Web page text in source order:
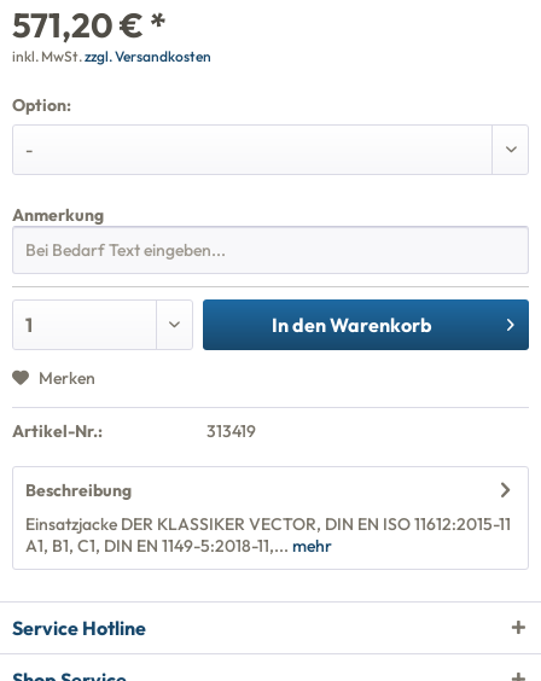
571,20 € *
inkl. MwSt.zzgl. Versandkosten
Option:
Anmerkung
In denWarenkorb
Merken
Artikel-Nr.: 313419
Beschreibung
Einsatzjacke DER KLASSIKER VECTOR, DIN EN ISO 11612:2015-11
A1, B1, C1, DIN EN 1149-5:2018-11,... mehr
Service Hotline